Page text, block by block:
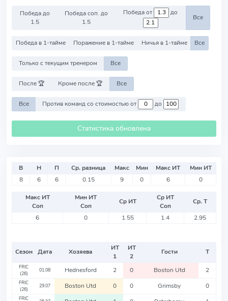
Победа до
1.5
Победа соп. до
1.5
Победа от до
Все
Победа в 1-тайме Поражение в 1-тайме Ничья в 1-тайме Все
Только с текущим тренером Все
После 🏆 Кроме после 🏆 Все
Все Против команд со стоимостью от до
Статистика обновлена
В Н П Ср. разница Макс Мин Макс ИТ
Мин ИТ
8
6 6 0.15 9 0 6 0
Макс ИТ
Соп
Мин ИТ
Соп
Ср ИТ
Ср ИТ
Соп
Ср. Т
6
0 1.55 1.4 2.95
Сезон Дата Хозяева
ИТ
1
ИТ
2
Гости Т
FRIC
(26)
01.08 Hednesford 2 0 Boston Utd 2
FRIC
(26)
29.07 Boston Utd 0 0 Grimsby 0
FRIC